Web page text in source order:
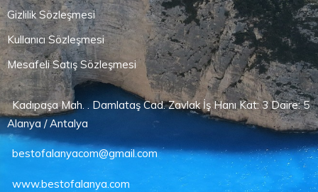
Gizlilik Sözleşmesi
Kullanıcı Sözleşmesi
Mesafeli Satış Sözleşmesi
Kadıpaşa Mah. . Damlataş Cad. Zavlak İş Hanı Kat: 3 Daire: 5
Alanya / Antalya
bestofalanyacom@gmail.com
www.bestofalanya.com